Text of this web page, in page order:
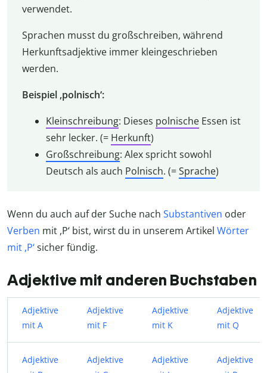
verwendet.
Sprachen musst du großschreiben, während
Herkunftsadjektive immer kleingeschrieben
werden.
Beispiel ,polnisch‘:
Kleinschreibung: Dieses polnischeEssen ist
sehr lecker. (= Herkunft)
Großschreibung: Alex spricht sowohl
Deutsch als auch Polnisch. (=Sprache)
Wenn du auch auf der Suche nach Substantiven oder
Verben mit ,P‘ bist, wirst du in unserem Artikel Wörter
mit ,P‘sicher fündig.
Adjektive mit anderen Buchstaben
Adjektive
mit A
Adjektive
mit F
Adjektive
mit K
Adjektive
mit Q
Adjektive
Adjektive
Adjektive
Adjektive